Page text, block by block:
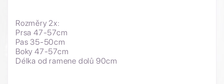
Rozměry 2x:
Prsa 47-57cm
Pas 35-50cm
Boky 47-57cm
Délka od ramene dolů 90cm